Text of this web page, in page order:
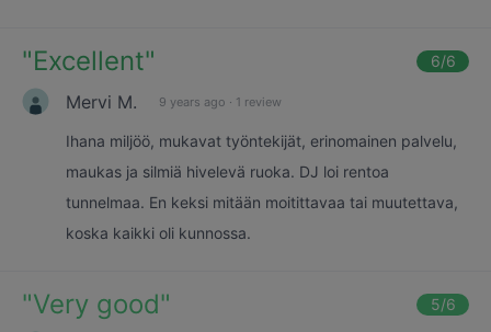
"Excellent" 6/6
Mervi M. 9 years ago · 1 review
Ihana miljöö, mukavat työntekijät, erinomainen palvelu,
maukas ja silmiä hivelevä ruoka. DJ loi rentoa
tunnelmaa. En keksi mitään moitittavaa tai muutettava,
koska kaikki oli kunnossa.
"Very good" 5/6